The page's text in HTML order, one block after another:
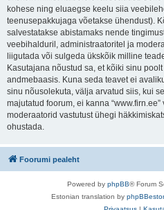
kohese ning eluaegse keelu siia
teenusepakkujaga võetakse ühendust).
salvestatakse abistamaks nende
veebihalduril, administraatoritel ja
liigutada või sulgeda ükskõik milline
Kasutajana nõustud sa, et kõiki sinu
andmebaasis. Kuna seda teavet ei
sinu nõusolekuta, välja arvatud siis, kui
majutatud foorum, ei kanna
moderaatorid vastutust ühegi
ohustada.
Foorumi pealeht
Powered by phpBB® Forum
Estonian translation by